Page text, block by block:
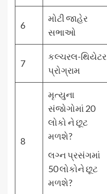
6
મોટી જાહેર
સભાઓ
7
કલ્ચરલ-થિયેટર
પ્રોગ્રામ
8
મૃત્યુના
સંજોગોમાં 20
લોકો ને છૂટ
મળશે?
લગ્ન પ્રસંગમાં
50 લોકોને છૂટ
મળશે?